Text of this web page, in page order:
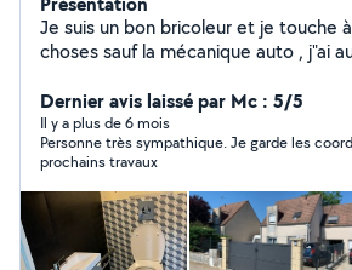
Je suis un bon bricoleur et je touche
choses sauf la mécanique auto , j"ai aussi pas mal de
Je pratique le sauvetage à l'eau avec
neuve Utopia
Dernier avis laissé par Mc : 5/5
Il y a plus de 6 mois
Personne très sympathique. Je garde les
prochains travaux